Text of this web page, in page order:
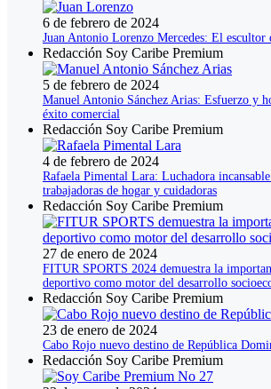
6 de febrero de 2024
Juan Antonio Lorenzo Mercedes: El escultor
Redacción Soy Caribe Premium
5 de febrero de 2024
Manuel Antonio Sánchez Arias: Esfuerzo y
éxito comercial
Redacción Soy Caribe Premium
4 de febrero de 2024
Rafaela Pimental Lara: Luchadora
trabajadoras de hogar y cuidadoras
Redacción Soy Caribe Premium
27 de enero de 2024
FITUR SPORTS 2024 demuestra la
deportivo como motor del desarrollo
Redacción Soy Caribe Premium
23 de enero de 2024
Cabo Rojo nuevo destino de República
Redacción Soy Caribe Premium